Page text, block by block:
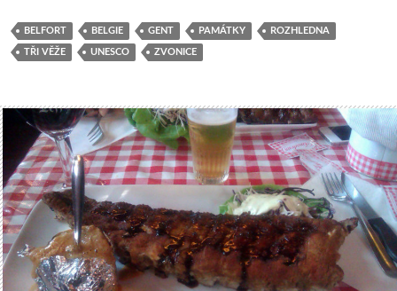
BELFORT BELGIE GENT PAMÁTKY ROZHLEDNA
TŘI VĚŽE UNESCO ZVONICE